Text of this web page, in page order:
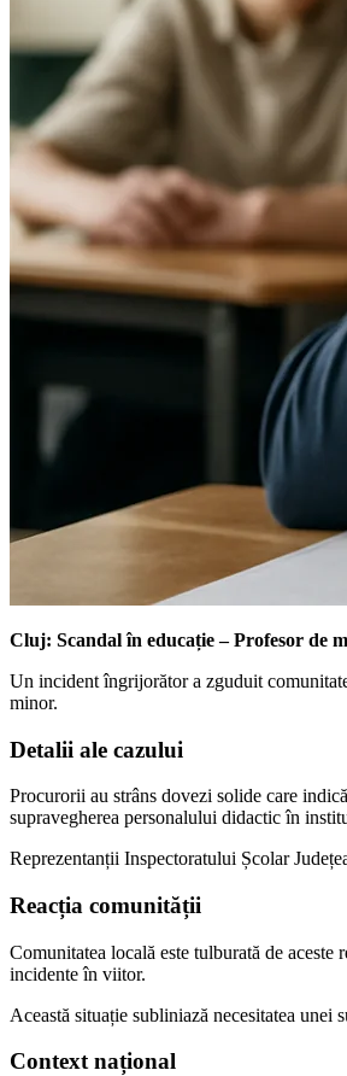
Cluj: Scandal în educație – Profesor de
Un incident îngrijorător a zguduit
minor.
Detalii ale cazului
Procurorii au strâns dovezi solide care
supravegherea personalului didactic în
Reprezentanții Inspectoratului Școlar
Reacția comunității
Comunitatea locală este tulburată de
incidente în viitor.
Această situație subliniază necesitatea
Context național